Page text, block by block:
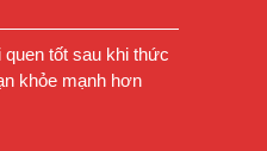
quen tốt sau khi thức
khỏe mạnh hơn